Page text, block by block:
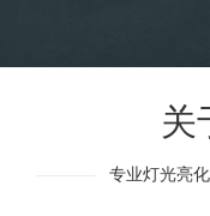
关
专业灯光亮